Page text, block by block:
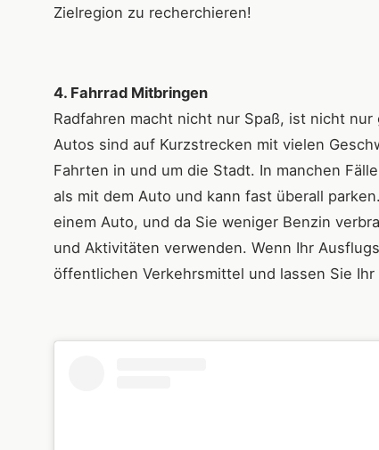
Zielregion zu recherchieren!
4. Fahrrad Mitbringen
Radfahren macht nicht nur Spaß, ist nicht
Autos sind auf Kurzstrecken mit vielen
Fahrten in und um die Stadt. In manchen
als mit dem Auto und kann fast überall
einem Auto, und da Sie weniger Benzin
und Aktivitäten verwenden. Wenn Ihr
öffentlichen Verkehrsmittel und lassen Sie